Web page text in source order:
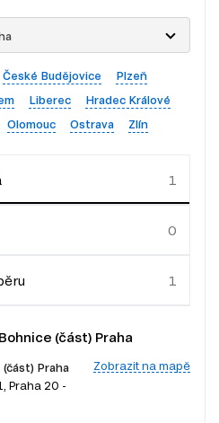
České Budějovice
Plzeň
Liberec
Hradec Králové
Olomouc Ostrava Zlín
(část) Praha
Praha
Praha 20 -
Zobrazit na mapě